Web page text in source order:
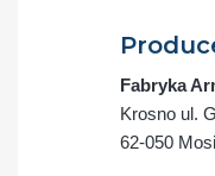
Fabryka
Krosno ul.
62-050